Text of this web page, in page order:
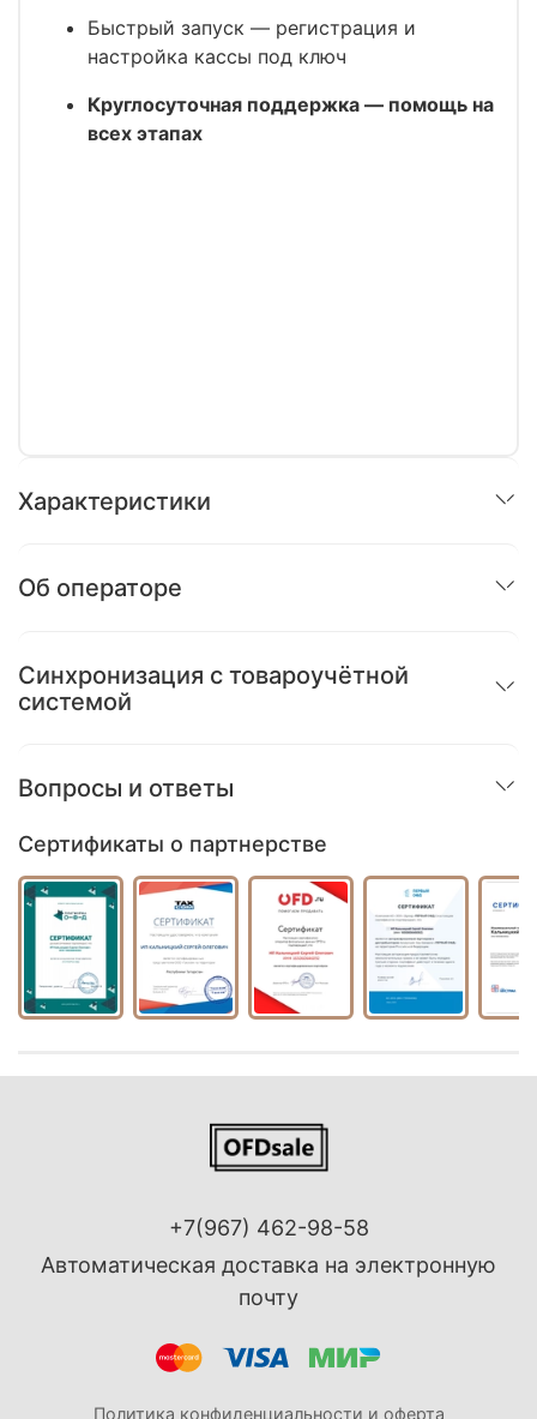
Быстрый запуск — регистрация и
настройка кассы под ключ
Круглосуточная поддержка — помощь на
всех этапах
Характеристики
Об оператoре
Синхронизация с товароучётной
системой
Вопросы и ответы
Сертификаты о партнерстве
+7(967) 462-98-58
Автоматическая доставка на электронную
почту
Политика конфиденциальности и оферта